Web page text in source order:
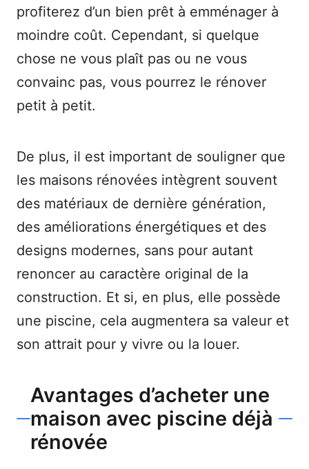
profiterez d’un bien prêt à emménager à
moindre coût. Cependant, si quelque
chose ne vous plaît pas ou ne vous
convainc pas, vous pourrez le rénover
petit à petit.
De plus, il est important de souligner que
les maisons rénovées intègrent souvent
des matériaux de dernière génération,
des améliorations énergétiques et des
designs modernes, sans pour autant
renoncer au caractère original de la
construction. Et si, en plus, elle possède
une piscine, cela augmentera sa valeur et
son attrait pour y vivre ou la louer.
Avantages d’acheter une
maison avec piscine déjà
rénovée